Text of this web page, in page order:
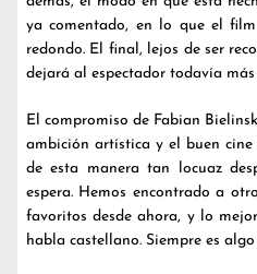
ya comentado, en lo que el
redondo. El final, lejos de ser
dejará al espectador todavía
El compromiso de Fabian
ambición artística y el buen
de esta manera tan locuaz
espera. Hemos encontrado a
favoritos desde ahora, y lo
habla castellano. Siempre es